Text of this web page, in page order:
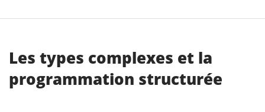
Les types complexes et la
programmation structurée